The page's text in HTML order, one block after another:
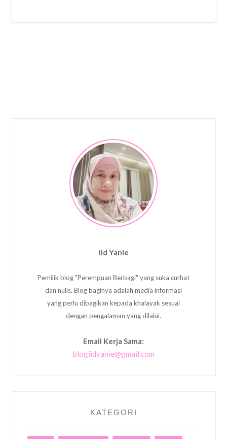
Iid Yanie
Pemilik blog "Perempuan Berbagi" yang suka curhat
dan nulis. Blog baginya adalah media informasi
yang perlu dibagikan kepada khalayak sesuai
dengan pengalaman yang dilalui.
Email Kerja Sama:
blogiidyanie@gmail.com
KATEGORI